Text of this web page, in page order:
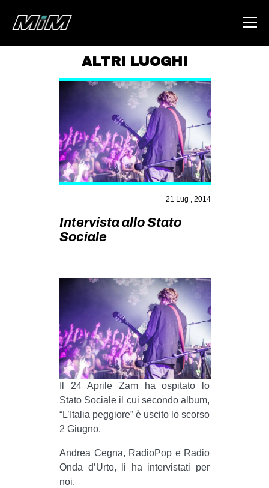
ABOUT
AREA
DEGENERAZIONE
GAZA FREESTYLE
STUDENTI TSUNAMI
MILANO
MOBILITAZIONI
SPAZI
SPORT POPOLARE
MOVIMENTI
AMBIENTE
ANTIFASCISMO
MIGRAZIONI
ALTRI LUOGHI
21 Lug , 2014
Intervista allo Stato
Sociale
Il 24 Aprile Zam ha ospitato lo
Stato Sociale il cui secondo album,
“L’Italia peggiore” è uscito lo scorso
2 Giugno.
Andrea Cegna, RadioPop e Radio
Onda d’Urto, li ha intervistati per
noi.